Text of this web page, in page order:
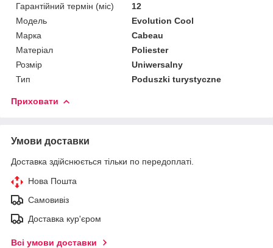
Гарантійний термін (міс)
12
Мoдель
Evolution Cool
Марка
Cabeau
Матеріал
Poliester
Розмір
Uniwersalny
Тип
Poduszki turystyczne
Приховати
Умови доставки
Доставка здійснюється тільки по передоплаті.
Нова Пошта
Самовивіз
Доставка кур'єром
Всі умови доставки